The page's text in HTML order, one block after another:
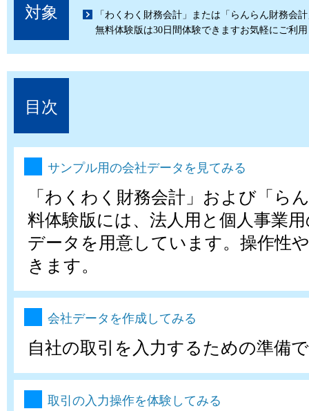
対象
「わくわく財務会計」または「らんらん財務会
無料体験版は30日間体験できますお気軽にご利
目次
サンプル用の会社データを見てみる
「わくわく財務会計」および「ら
料体験版には、法人用と個人事業
データを用意しています。操作性
きます。
会社データを作成してみる
自社の取引を入力するための準備
取引の入力操作を体験してみる